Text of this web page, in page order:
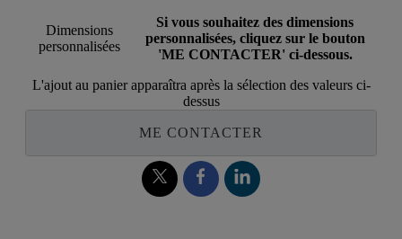
Dimensions
personnalisées
Si vous souhaitez des dimensions
personnalisées, cliquez sur le bouton
'ME CONTACTER' ci-dessous.
L'ajout au panier apparaîtra après la sélection des valeurs ci-
dessus
ME CONTACTER